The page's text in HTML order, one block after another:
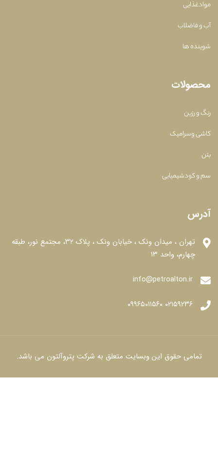
ها
تهران ، میدان ونک ، خیابان ونک ، پلاک ۳۲، مجتمع نور، طبقه
چهارم، واحد ۱۳
info@petroalton.ir
۰۲۱۵۹۲۳۶ ۰۹۹۶۵۰۱۱۵۶۰
حقوق این وبسایت متعلق به شرکت پتروآلتون می باشد.